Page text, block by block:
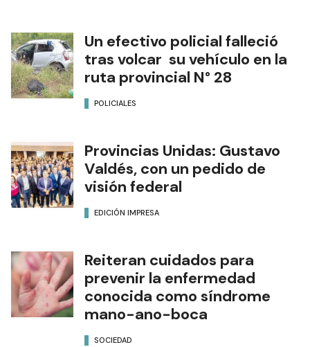
Un efectivo policial falleció
tras volcar su vehículo en la
ruta provincial N° 28
POLICIALES
Provincias Unidas: Gustavo
Valdés, con un pedido de
visión federal
EDICIÓN IMPRESA
Reiteran cuidados para
prevenir la enfermedad
conocida como síndrome
mano-ano-boca
SOCIEDAD